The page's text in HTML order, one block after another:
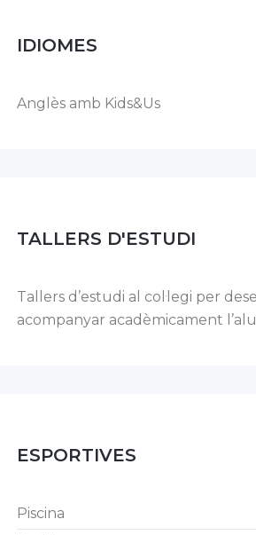
IDIOMES
Anglès amb Kids&Us
TALLERS D'ESTUDI
Tallers d’estudi al col·legi per
acompanyar acadèmicament
ESPORTIVES
Piscina